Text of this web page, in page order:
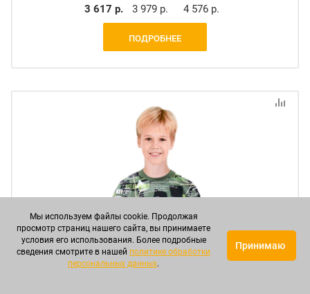
3 617 р. 3 979 р. 4 576 р.
ПОДРОБНЕЕ
Мы используем файлы cookie. Продолжая
просмотр страниц нашего сайта, вы принимаете
условия его использования. Более подробные
сведения смотрите в нашей политике обработки
персональных данных.
Принимаю